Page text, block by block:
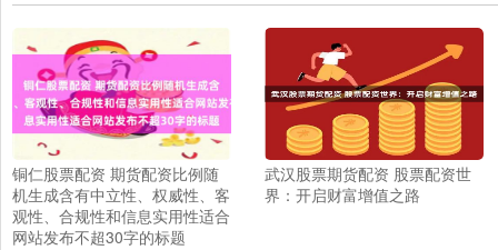
铜仁股票配资 期货配资比例随
机生成含有中立性、权威性、客
观性、合规性和信息实用性适合
网站发布不超30字的标题
武汉股票期货配资 股票配资世
界：开启财富增值之路